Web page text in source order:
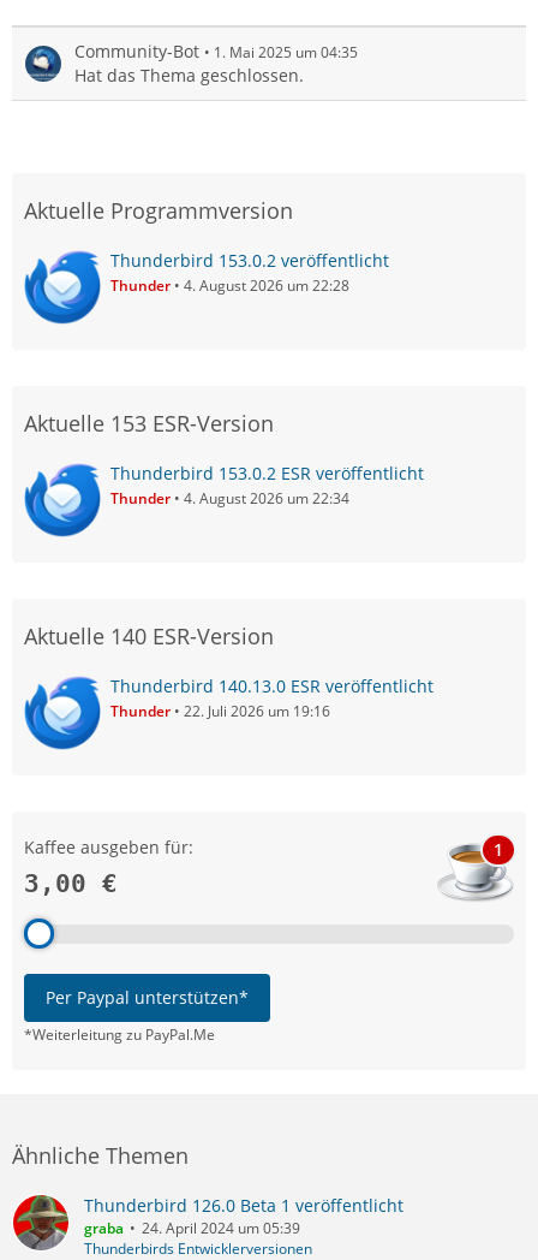
Community-Bot 1. Mai 2025 um 04:35
Hat das Thema geschlossen.
Aktuelle Programmversion
Thunderbird 153.0.2 veröffentlicht
Thunder 4. August 2026 um 22:28
Aktuelle 153 ESR-Version
Thunderbird 153.0.2 ESR veröffentlicht
Thunder 4. August 2026 um 22:34
Aktuelle 140 ESR-Version
Thunderbird 140.13.0 ESR veröffentlicht
Thunder 22. Juli 2026 um 19:16
Kaffee ausgeben für:
3,00 €
1
Per Paypal unterstützen*
*Weiterleitung zu PayPal.Me
Ähnliche Themen
Thunderbird 126.0 Beta 1 veröffentlicht
graba
24. April 2024 um 05:39
Thunderbirds Entwicklerversionen